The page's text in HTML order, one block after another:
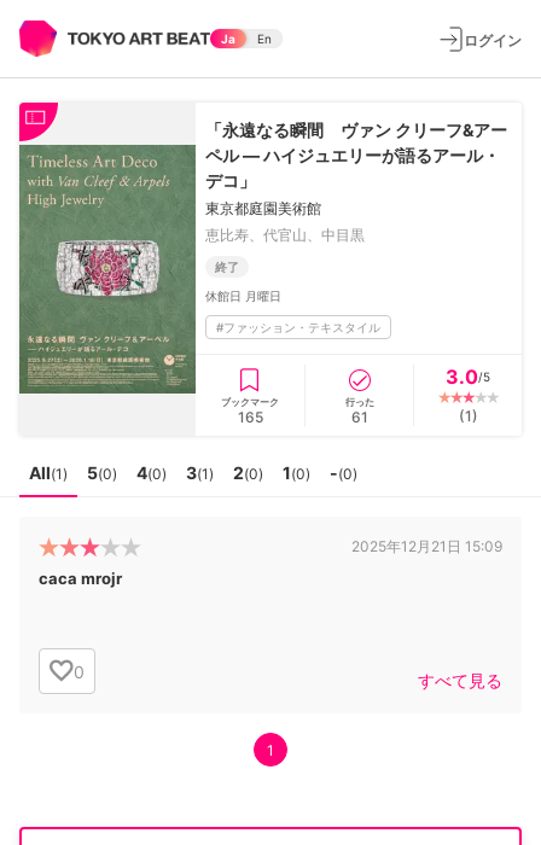
Ja En ログイン
「永遠なる瞬間 ヴァン クリーフ&アー
ペル — ハイジュエリーが語るアール・
デコ」
東京都庭園美術館
恵比寿、代官山、中目黒
終了
休館日 月曜日
#ファッション・テキスタイル
ブックマーク
165
行った
61
3.0/5
(1)
All(1) 5(0) 4(0) 3(1) 2(0) 1(0) -(0)
2025年12月21日 15:09
caca mrojr
0 すべて見る
1